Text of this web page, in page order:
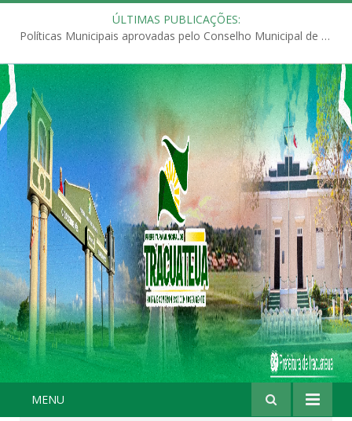
ÚLTIMAS PUBLICAÇÕES:
Políticas Municipais aprovadas pelo Conselho Municipal de Educação (CME)
MENU